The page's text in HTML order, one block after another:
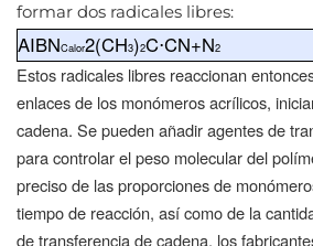
formar dos radicales libres:
AIBNCalor2(CH3)2C⋅CN+N2
Estos radicales libres reaccionan
enlaces de los monómeros acrílicos,
cadena. Se pueden añadir agentes de
para controlar el peso molecular del
preciso de las proporciones de
tiempo de reacción, así como de la
de transferencia de cadena, los